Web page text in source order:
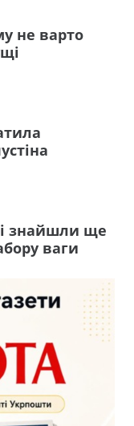
не варто
знайшли ще
ваги